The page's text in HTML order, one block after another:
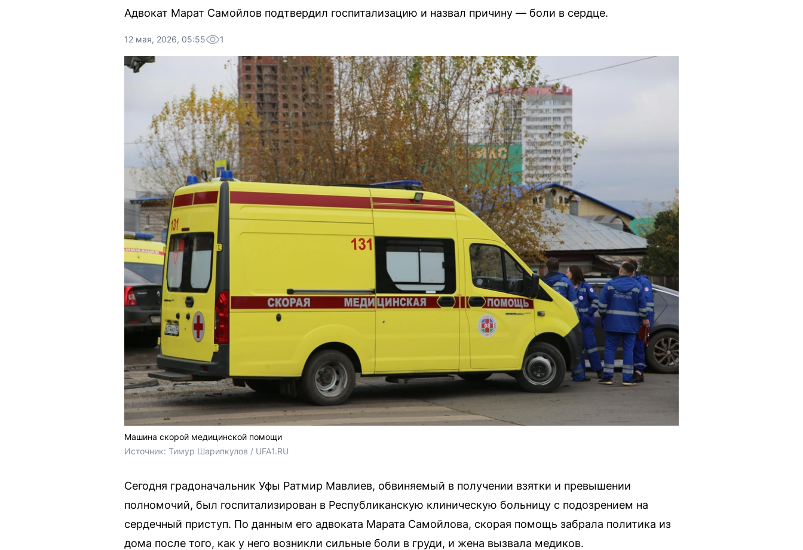
Адвокат Марат Самойлов подтвердил госпитализацию и назвал причину — боли в сердце.
12 мая, 2026, 05:55 1
Машина скорой медицинской помощи
Источник: Тимур Шарипкулов / UFA1.RU
Сегодня градоначальник Уфы Ратмир Мавлиев, обвиняемый в получении взятки и превышении
полномочий, был госпитализирован в Республиканскую клиническую больницу с подозрением на
сердечный приступ. По данным его адвоката Марата Самойлова, скорая помощь забрала политика из
дома после того, как у него возникли сильные боли в груди, и жена вызвала медиков.